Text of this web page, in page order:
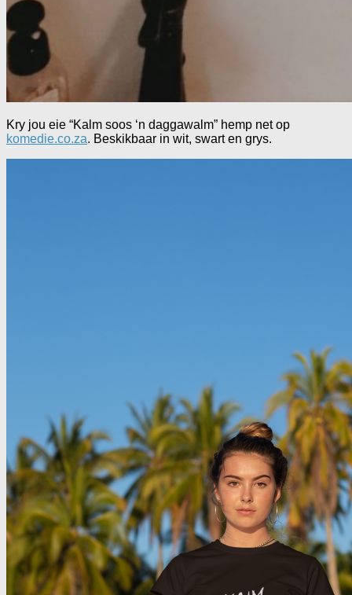
Kry jou eie “Kalm soos ‘n daggawalm” hemp net op
komedie.co.za. Beskikbaar in wit, swart en grys.